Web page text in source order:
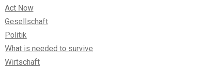
Act Now
Gesellschaft
Politik
What is needed to survive
Wirtschaft